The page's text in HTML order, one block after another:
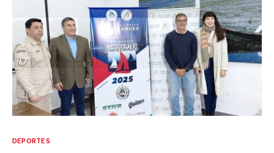
DEPORTES